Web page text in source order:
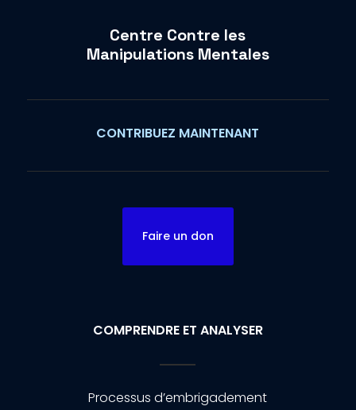
Centre Contre les
Manipulations Mentales
CONTRIBUEZ MAINTENANT
Faire un don
COMPRENDRE ET ANALYSER
Processus d’embrigadement